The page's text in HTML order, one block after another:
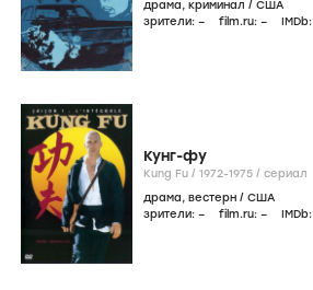
драма, криминал / США
зрители: – film.ru: – IMDb:
Кунг-фу
Kung Fu / 1972-1975 / сериал
драма, вестерн / США
зрители: – film.ru: – IMDb: